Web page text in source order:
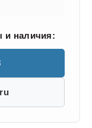
и наличия: